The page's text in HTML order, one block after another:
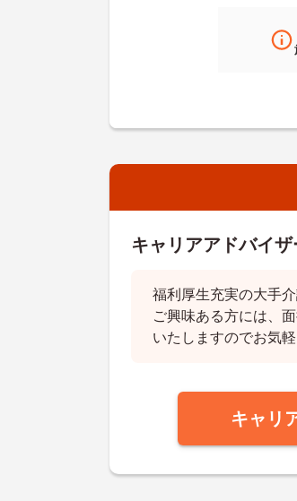
キャリアアドバイ
福利厚生充実の大手
ご興味ある方には、
いたしますのでお気
キャリ